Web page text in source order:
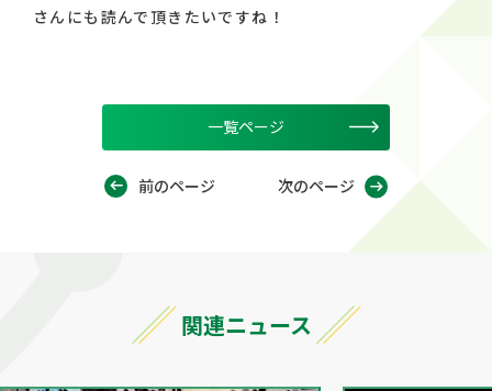
さんにも読んで頂きたいですね！
前のページ
一覧ページ
次のページ
関連ニュース